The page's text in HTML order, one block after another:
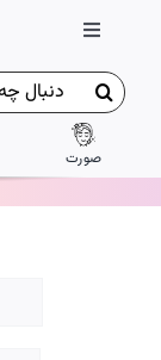
content
Toggle
Navigation
ورود / ثبت نام
جستجو
برای:
صورت